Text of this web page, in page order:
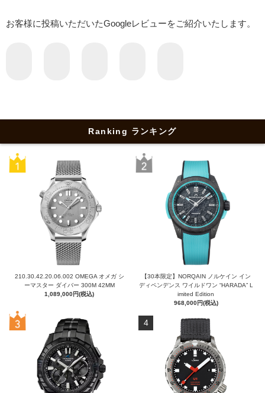
お客様に投稿いただいたGoogleレビューをご紹介いたします。
Ranking ランキング
210.30.42.20.06.002 OMEGA オメガ シ
ーマスター ダイバー 300M 42MM
1,089,000円(税込)
【30本限定】NORQAIN ノルケイン イン
ディペンデンス ワイルドワン “HARADA” L
imited Edition
968,000円(税込)
4